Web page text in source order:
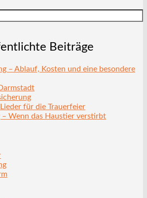
Beiträge
– Ablauf, Kosten und eine besondere
für die Trauerfeier
Wenn das Haustier verstirbt